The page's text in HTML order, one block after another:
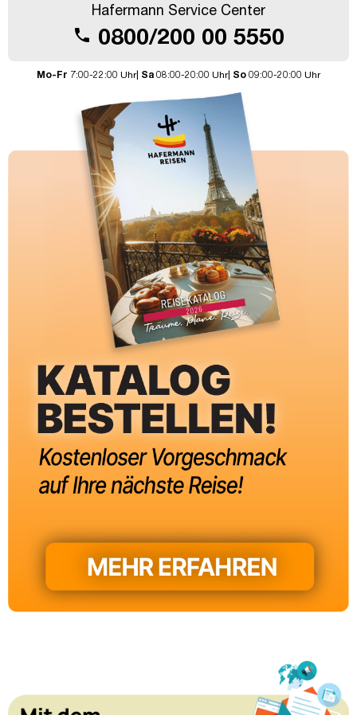
Hafermann Service Center
call 0800/200 00 5550
Mo-Fr 7:00-22:00 Uhr| Sa 08:00-20:00 Uhr| So 09:00-20:00 Uhr